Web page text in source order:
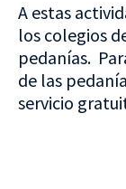
A estas
los colegios
pedanías.
de las
servicio